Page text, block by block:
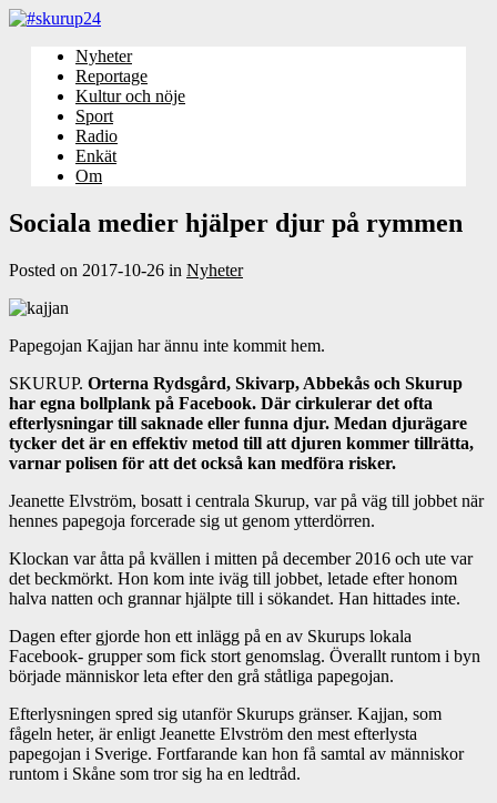
Nyheter
Reportage
Kultur och nöje
Sport
Radio
Enkät
Om
Sociala medier hjälper djur på rymmen
Posted on 2017-10-26 in Nyheter
Papegojan Kajjan har ännu inte kommit hem.
SKURUP. Orterna Rydsgård, Skivarp, Abbekås och Skurup
har egna bollplank på Facebook. Där cirkulerar det ofta
efterlysningar till saknade eller funna djur. Medan djurägare
tycker det är en effektiv metod till att djuren kommer tillrätta,
varnar polisen för att det också kan medföra risker.
Jeanette Elvström, bosatt i centrala Skurup, var på väg till jobbet när
hennes papegoja forcerade sig ut genom ytterdörren.
Klockan var åtta på kvällen i mitten på december 2016 och ute var
det beckmörkt. Hon kom inte iväg till jobbet, letade efter honom
halva natten och grannar hjälpte till i sökandet. Han hittades inte.
Dagen efter gjorde hon ett inlägg på en av Skurups lokala
Facebook- grupper som fick stort genomslag. Överallt runtom i byn
började människor leta efter den grå ståtliga papegojan.
Efterlysningen spred sig utanför Skurups gränser. Kajjan, som
fågeln heter, är enligt Jeanette Elvström den mest efterlysta
papegojan i Sverige. Fortfarande kan hon få samtal av människor
runtom i Skåne som tror sig ha en ledtråd.